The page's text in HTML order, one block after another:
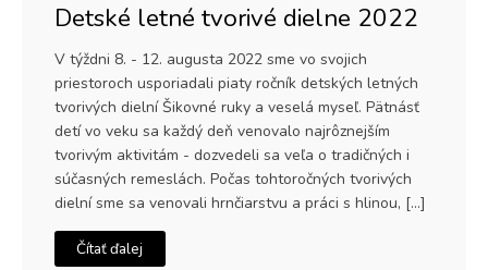
Detské letné tvorivé dielne 2022
V týždni 8. - 12. augusta 2022 sme vo svojich
priestoroch usporiadali piaty ročník detských letných
tvorivých dielní Šikovné ruky a veselá myseľ. Pätnásť
detí vo veku sa každý deň venovalo najrôznejším
tvorivým aktivitám - dozvedeli sa veľa o tradičných i
súčasných remeslách. Počas tohtoročných tvorivých
dielní sme sa venovali hrnčiarstvu a práci s hlinou, […]
Čítať ďalej